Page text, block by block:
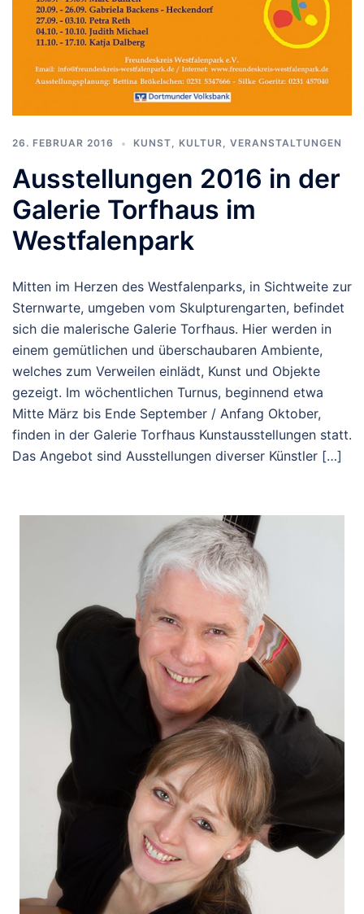
26. FEBRUAR 2016 KUNST, KULTUR, VERANSTALTUNGEN
Ausstellungen 2016 in der
Galerie Torfhaus im
Westfalenpark
Mitten im Herzen des Westfalenparks, in Sichtweite zur
Sternwarte, umgeben vom Skulpturengarten, befindet
sich die malerische Galerie Torfhaus. Hier werden in
einem gemütlichen und überschaubaren Ambiente,
welches zum Verweilen einlädt, Kunst und Objekte
gezeigt. Im wöchentlichen Turnus, beginnend etwa
Mitte März bis Ende September / Anfang Oktober,
finden in der Galerie Torfhaus Kunstausstellungen statt.
Das Angebot sind Ausstellungen diverser Künstler […]